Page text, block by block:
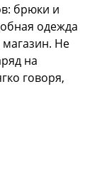
брюки и
одежда
Не
на
говоря,